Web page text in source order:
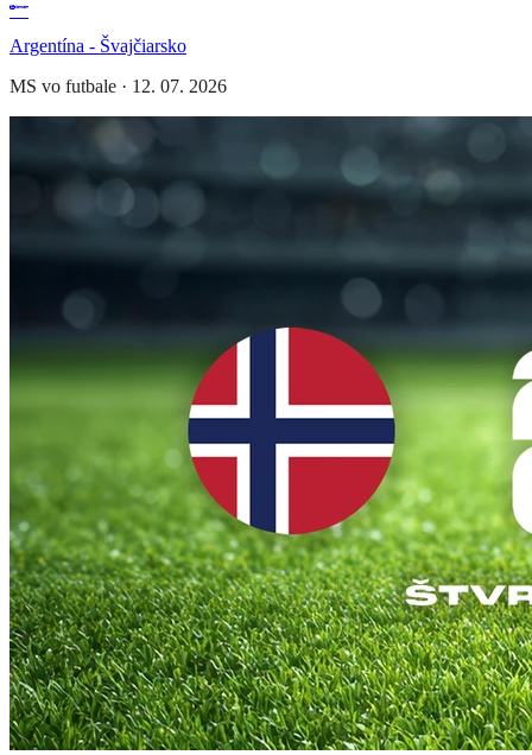
Argentína - Švajčiarsko
MS vo futbale · 12. 07. 2026